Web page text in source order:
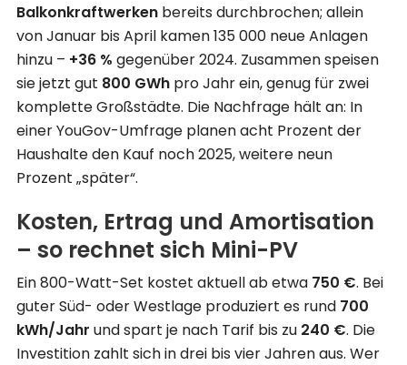
Balkonkraftwerken bereits durchbrochen; allein
von Januar bis April kamen 135 000 neue Anlagen
hinzu – +36 % gegenüber 2024. Zusammen speisen
sie jetzt gut 800 GWh pro Jahr ein, genug für zwei
komplette Großstädte. Die Nachfrage hält an: In
einer YouGov-Umfrage planen acht Prozent der
Haushalte den Kauf noch 2025, weitere neun
Prozent „später“.
Kosten, Ertrag und Amortisation
– so rechnet sich Mini-PV
Ein 800-Watt-Set kostet aktuell ab etwa 750 €. Bei
guter Süd- oder Westlage produziert es rund 700
kWh/Jahr und spart je nach Tarif bis zu 240 €. Die
Investition zahlt sich in drei bis vier Jahren aus. Wer